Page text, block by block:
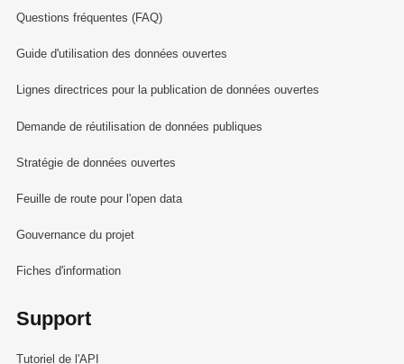
Questions fréquentes (FAQ)
Guide d'utilisation des données ouvertes
Lignes directrices pour la publication de données ouvertes
Demande de réutilisation de données publiques
Stratégie de données ouvertes
Feuille de route pour l'open data
Gouvernance du projet
Fiches d'information
Support
Tutoriel de l'API